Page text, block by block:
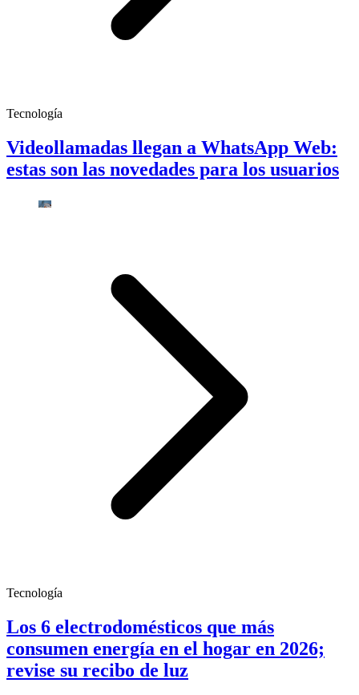
Tecnología
Videollamadas llegan a WhatsApp Web:
estas son las novedades para los usuarios
Tecnología
Los 6 electrodomésticos que más
consumen energía en el hogar en 2026;
revise su recibo de luz